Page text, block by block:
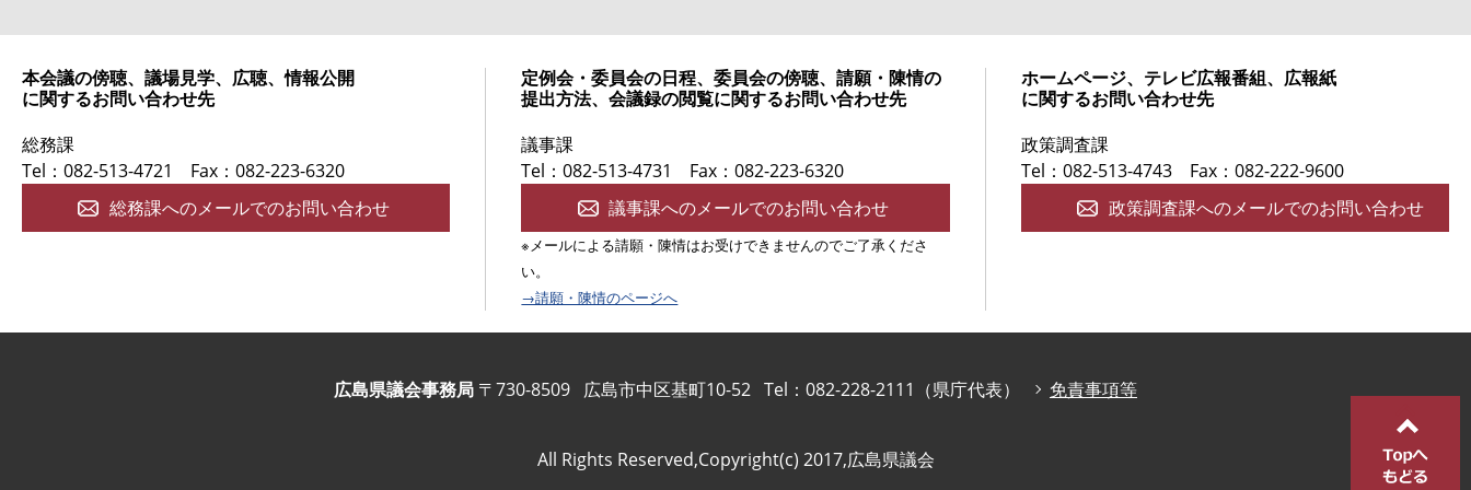
本会議の傍聴、議場見学、広聴、情報公開
に関するお問い合わせ先
総務課
Tel：082-513-4721
Fax：082-223-6320
総務課へのメールでのお問い合わせ
定例会・委員会の日程、委員会の傍聴、請願・陳情の
提出方法、会議録の閲覧に関するお問い合わせ先
議事課
Tel：082-513-4731
Fax：082-223-6320
議事課へのメールでのお問い合わせ
※メールによる請願・陳情はお受けできませんのでご了承くださ
い。
→請願・陳情のページへ
ホームページ、テレビ広報番組、広報紙
に関するお問い合わせ先
政策調査課
Tel：082-513-4743
Fax：082-222-9600
政策調査課へのメールでのお問い合わせ
広島県議会事務局 〒730-8509 広島市中区基町10-52 Tel：082-228-2111（県庁代表） 免責事項等
All Rights Reserved,Copyright(c) 2017,広島県議会